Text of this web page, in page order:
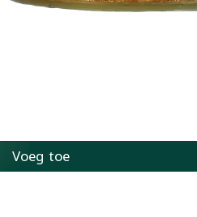
Voeg toe